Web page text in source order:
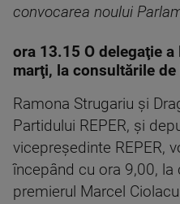
convocarea noului
ora 13.15 O delegaţie a
marţi, la consultările
Ramona Strugariu şi
Partidului REPER, şi
vicepreşedinte REPER,
începând cu ora 9,00,
premierul Marcel